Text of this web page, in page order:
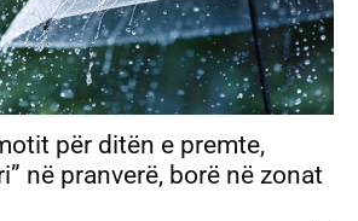
për ditën e premte,
në pranverë, borë në zonat